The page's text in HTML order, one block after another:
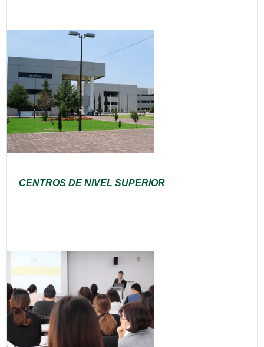
CENTROS DE NIVEL SUPERIOR